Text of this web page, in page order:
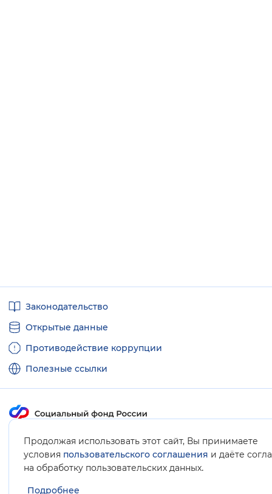
Продолжая использовать этот сайт, Вы принимаете
условия пользовательского соглашения и даёте
на обработку пользовательских данных.
Подробнее
ссылкиЗаконодательство
Открытые данные
Противодействие коррупции
Полезные ссылки
Карта сайта